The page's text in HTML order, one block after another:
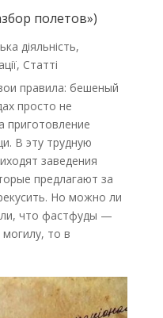
полетов»)
діяльність,
, Статті
правила: бешеный
просто не
приготовление
В эту трудную
заведения
предлагают за
Но можно ли
ли, что фастфуды —
то в